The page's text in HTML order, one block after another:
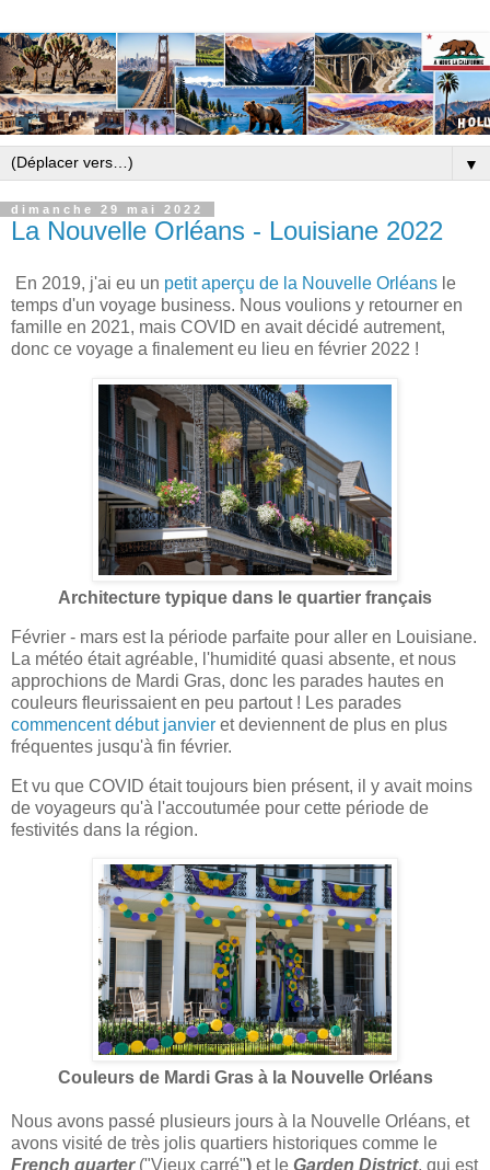
▼
dimanche 29 mai 2022
La Nouvelle Orléans - Louisiane 2022
En 2019, j'ai eu un petit aperçu de la Nouvelle Orléans le
temps d'un voyage business. Nous voulions y retourner en
famille en 2021, mais COVID en avait décidé autrement,
donc ce voyage a finalement eu lieu en février 2022 !
Architecture typique dans le quartier français
Février - mars est la période parfaite pour aller en Louisiane.
La météo était agréable, l'humidité quasi absente, et nous
approchions de Mardi Gras, donc les parades hautes en
couleurs fleurissaient en peu partout ! Les parades
commencent début janvier et deviennent de plus en plus
fréquentes jusqu'à fin février.
Et vu que COVID était toujours bien présent, il y avait moins
de voyageurs qu'à l'accoutumée pour cette période de
festivités dans la région.
Couleurs de Mardi Gras à la Nouvelle Orléans
Nous avons passé plusieurs jours à la Nouvelle Orléans, et
avons visité de très jolis quartiers historiques comme le
French quarter ("Vieux carré") et le Garden District, qui est